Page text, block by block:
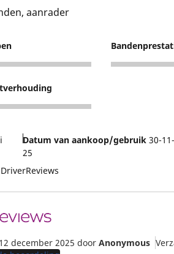
aanrader
4
Datum van aankoop/gebruik 30-11-
25
december 2025 door Anonymous